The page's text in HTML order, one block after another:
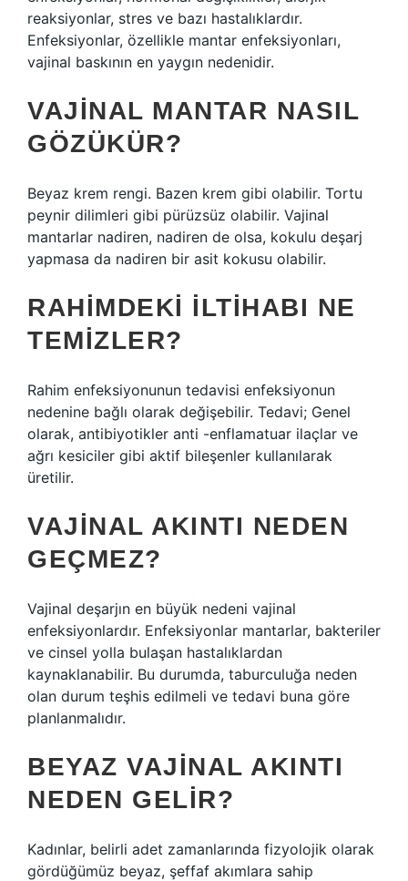
reaksiyonlar, stres ve bazı hastalıklardır.
Enfeksiyonlar, özellikle mantar enfeksiyonları,
vajinal baskının en yaygın nedenidir.
VAJINAL MANTAR NASIL
GÖZÜKÜR?
Beyaz krem ​​rengi. Bazen krem ​​gibi olabilir. Tortu
peynir dilimleri gibi pürüzsüz olabilir. Vajinal
mantarlar nadiren, nadiren de olsa, kokulu deşarj
yapmasa da nadiren bir asit kokusu olabilir.
RAHIMDEKI ILTIHABI NE
TEMIZLER?
Rahim enfeksiyonunun tedavisi enfeksiyonun
nedenine bağlı olarak değişebilir. Tedavi; Genel
olarak, antibiyotikler anti -enflamatuar ilaçlar ve
ağrı kesiciler gibi aktif bileşenler kullanılarak
üretilir.
VAJINAL AKINTI NEDEN
GEÇMEZ?
Vajinal deşarjın en büyük nedeni vajinal
enfeksiyonlardır. Enfeksiyonlar mantarlar, bakteriler
ve cinsel yolla bulaşan hastalıklardan
kaynaklanabilir. Bu durumda, taburculuğa neden
olan durum teşhis edilmeli ve tedavi buna göre
planlanmalıdır.
BEYAZ VAJINAL AKINTI
NEDEN GELIR?
Kadınlar, belirli adet zamanlarında fizyolojik olarak
gördüğümüz beyaz, şeffaf akımlara sahip